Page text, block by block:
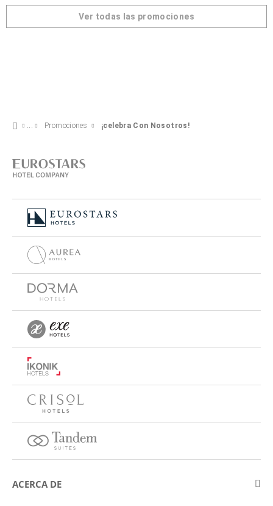
Ver todas las promociones
Promociones ¡celebra Con Nosotros!
ACERCA DE